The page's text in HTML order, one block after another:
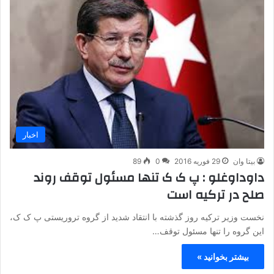
اخبار
بیتا وان 29 فوریه 2016 0
89
داوداوغلو : پ ک ک تنها مسئول توقف روند
صلح در ترکیه است
نخست وزیر ترکیه روز گذشته با انتقاد شدید از گروه تروریستی پ ک ک،
این گروه را تنها مسئول توقف…
بیشتر بخوانید »